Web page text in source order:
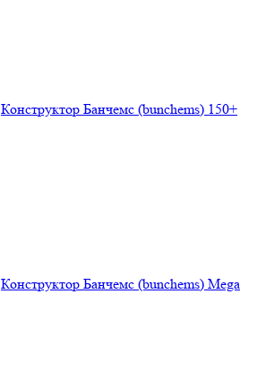
Конструктор Банчемс (bunchems) 150+
Конструктор Банчемс (bunchems) Mega